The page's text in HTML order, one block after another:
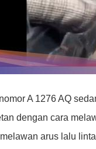
A 1276 AQ
dengan cara
arus lalu